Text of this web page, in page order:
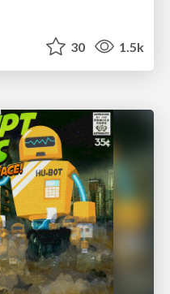
30 1.5k